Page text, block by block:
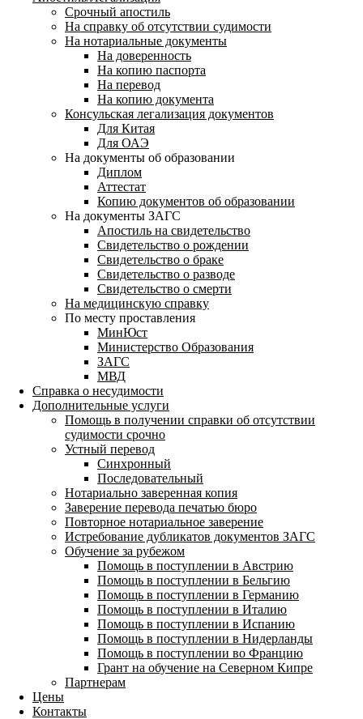
Срочный апостиль
На справку об отсутствии судимости
На нотариальные документы
На доверенность
На копию паспорта
На перевод
На копию документа
Консульская легализация документов
Для Китая
Для ОАЭ
На документы об образовании
Диплом
Аттестат
Копию документов об образовании
На документы ЗАГС
Апостиль на свидетельство
Свидетельство о рождении
Свидетельство о браке
Свидетельство о разводе
Свидетельство о смерти
На медицинскую справку
По месту проставления
МинЮст
Министерство Образования
ЗАГС
МВД
Справка о несудимости
Дополнительные услуги
Помощь в получении справки об отсутствии
судимости срочно
Устный перевод
Синхронный
Последовательный
Нотариально заверенная копия
Заверение перевода печатью бюро
Повторное нотариальное заверение
Истребование дубликатов документов ЗАГС
Обучение за рубежом
Помощь в поступлении в Австрию
Помощь в поступлении в Бельгию
Помощь в поступлении в Германию
Помощь в поступлении в Италию
Помощь в поступлении в Испанию
Помощь в поступлении в Нидерланды
Помощь в поступлении во Францию
Грант на обучение на Северном Кипре
Партнерам
Цены
Контакты